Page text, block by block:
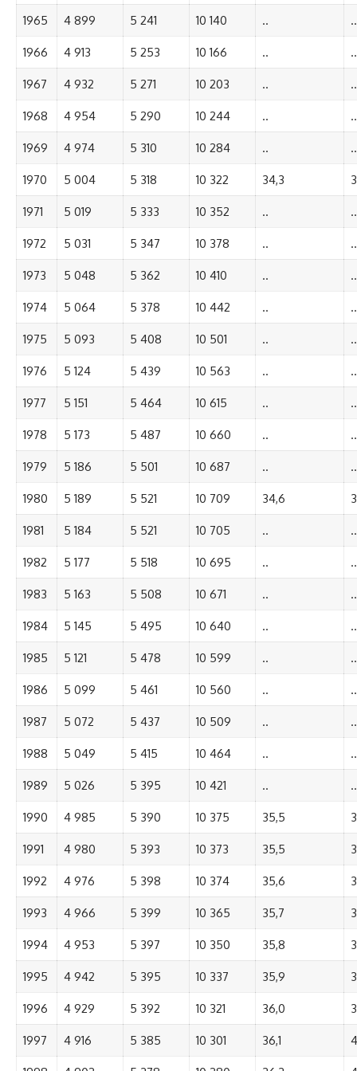
1965 4 899 5 241 10 140 .. ..
1966 4 913 5 253 10 166 .. ..
1967 4 932 5 271 10 203 .. ..
1968 4 954 5 290 10 244 .. ..
1969 4 974 5 310 10 284 .. ..
1970 5 004 5 318 10 322 34,3
1971 5 019 5 333 10 352 .. ..
1972 5 031 5 347 10 378 .. ..
1973 5 048 5 362 10 410 .. ..
1974 5 064 5 378 10 442 .. ..
1975 5 093 5 408 10 501 .. ..
1976 5 124 5 439 10 563 .. ..
1977 5 151 5 464 10 615 .. ..
1978 5 173 5 487 10 660 .. ..
1979 5 186 5 501 10 687 .. ..
1980 5 189 5 521 10 709 34,6
1981 5 184 5 521 10 705 .. ..
1982 5 177 5 518 10 695 .. ..
1983 5 163 5 508 10 671 .. ..
1984 5 145 5 495 10 640 .. ..
1985 5 121 5 478 10 599 .. ..
1986 5 099 5 461 10 560 .. ..
1987 5 072 5 437 10 509 .. ..
1988 5 049 5 415 10 464 .. ..
1989 5 026 5 395 10 421 .. ..
1990 4 985 5 390 10 375 35,5
1991 4 980 5 393 10 373 35,5
1992 4 976 5 398 10 374 35,6
1993 4 966 5 399 10 365 35,7
1994 4 953 5 397 10 350 35,8
1995 4 942 5 395 10 337 35,9
1996 4 929 5 392 10 321 36,0
1997 4 916 5 385 10 301 36,1